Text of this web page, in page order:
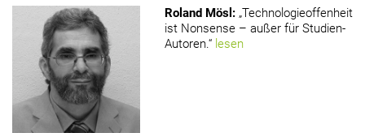
Roland Mösl : „Technologieoffenheit
ist Nonsense – außer für Studien-
Autoren.“ lesen